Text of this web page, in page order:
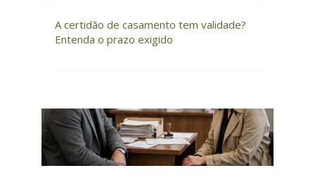
A certidão de casamento tem validade?
Entenda o prazo exigido